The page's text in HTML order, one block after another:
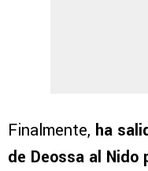
Finalmente, ha
de Deossa al